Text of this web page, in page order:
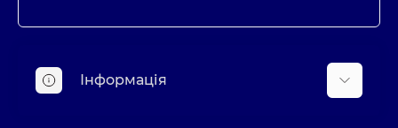
Інформація